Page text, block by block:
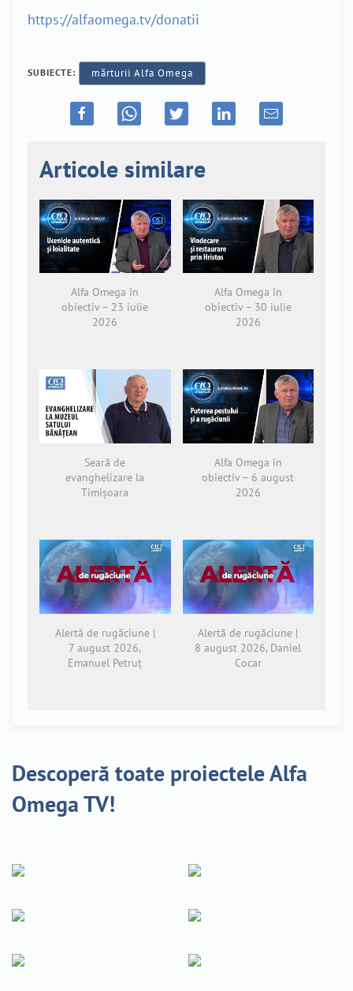
https://alfaomega.tv/donatii
SUBIECTE: mărturii Alfa Omega
Articole similare
Alfa Omega în
obiectiv – 23 iulie
2026
Alfa Omega în
obiectiv – 30 iulie
2026
Seară de
evanghelizare la
Timișoara
Alfa Omega în
obiectiv – 6 august
2026
Alertă de rugăciune |
7 august 2026,
Emanuel Petruț
Alertă de rugăciune |
8 august 2026, Daniel
Cocar
Descoperă toate proiectele Alfa
Omega TV!